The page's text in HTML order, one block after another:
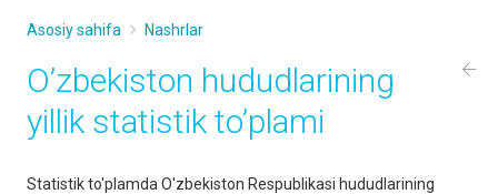
Asosiy sahifa Nashrlar
O’zbekiston hududlarining
yillik statistik to’plami
Statistik to'plamda O'zbekiston Respublikasi hududlarining